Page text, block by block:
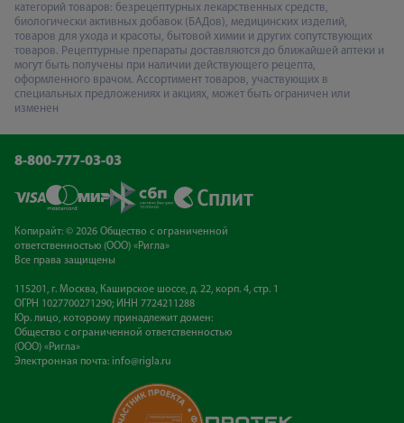
категорий товаров: безрецептурных лекарственных средств,
биологически активных добавок (БАДов), медицинских изделий,
товаров для ухода и красоты, бытовой химии и других сопутствующих
товаров. Рецептурные препараты доставляются до ближайшей аптеки и
могут быть получены при наличии действующего рецепта,
оформленного врачом. Ассортимент товаров, участвующих в
специальных предложениях и акциях, может быть ограничен или
изменен
8-800-777-03-03
Копирайт: © 2026 Общество с ограниченной
ответственностью (ООО) «Ригла»
Все права защищены
115201, г. Москва, Каширское шоссе, д. 22, корп. 4, стр. 1
ОГРН 1027700271290; ИНН 7724211288
Юр. лицо, которому принадлежит домен:
Общество с ограниченной ответственностью
(ООО) «Ригла»
Электронная почта: info@rigla.ru